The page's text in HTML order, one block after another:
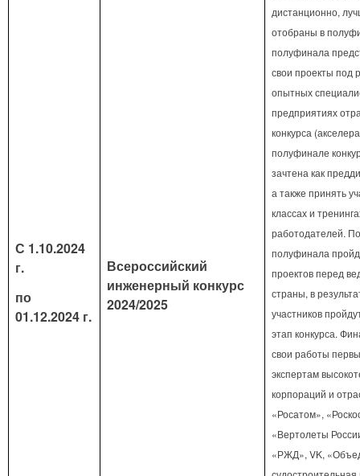
С 1.10.2024
г.
по
01.12.2024 г.
Всероссийский
инженерный конкурс
2024/2025
дистанционно,
отобраны в
полуфинала
свои проекты под
опытных
предприятиях
конкурса
полуфинале
зачтена как
а также принять
классах и
работодателей.
полуфинала
проектов перед
страны, в
участников
этап конкурса.
свои работы
экспертам
корпораций и
«Росатом»,
«Вертолеты
«РЖД», VK,